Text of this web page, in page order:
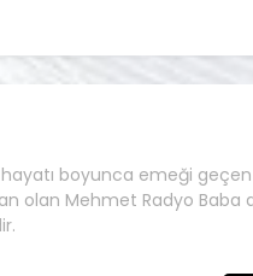
boyunca emeği geçen
olan Mehmet Radyo Baba